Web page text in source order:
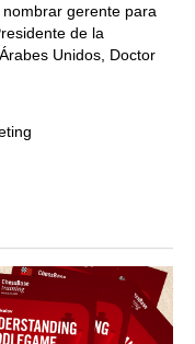
gerente para
de la
Unidos, Doctor